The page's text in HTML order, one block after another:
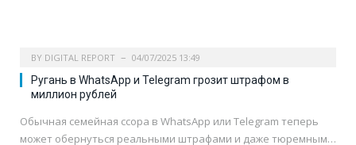
BY DIGITAL REPORT 04/07/2025 13:49
Ругань в WhatsApp и Telegram грозит штрафом в
миллион рублей
Обычная семейная ссора в WhatsApp или Telegram теперь
может обернуться реальными штрафами и даже тюремным…